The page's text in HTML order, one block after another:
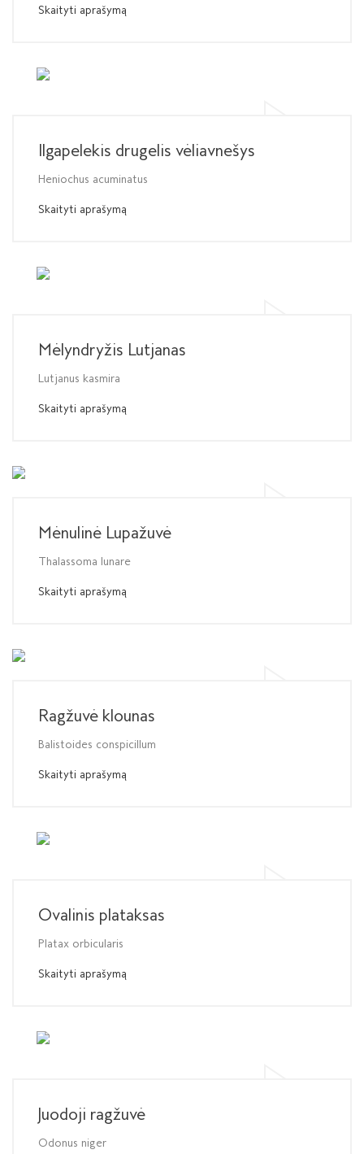
Skaityti aprašymą
Ilgapelekis drugelis vėliavnešys
Heniochus acuminatus
Skaityti aprašymą
Mėlyndryžis Lutjanas
Lutjanus kasmira
Skaityti aprašymą
Mėnulinė Lupažuvė
Thalassoma lunare
Skaityti aprašymą
Ragžuvė klounas
Balistoides conspicillum
Skaityti aprašymą
Ovalinis plataksas
Platax orbicularis
Skaityti aprašymą
Juodoji ragžuvė
Odonus niger